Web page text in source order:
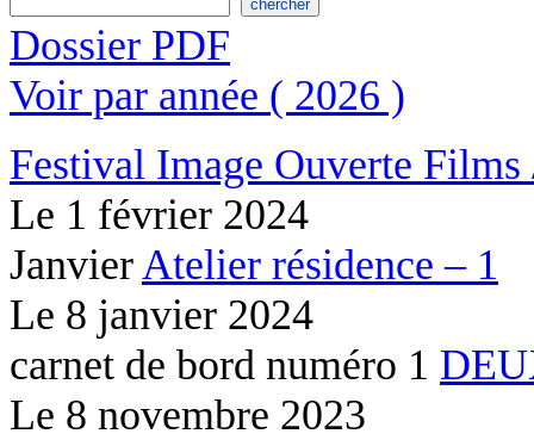
Dossier PDF
Voir par année ( 2026 )
Festival Image Ouverte Films
Le 1 février 2024
JanvierAtelier résidence – 1
Le 8 janvier 2024
carnet de bord numéro 1
Le 8 novembre 2023